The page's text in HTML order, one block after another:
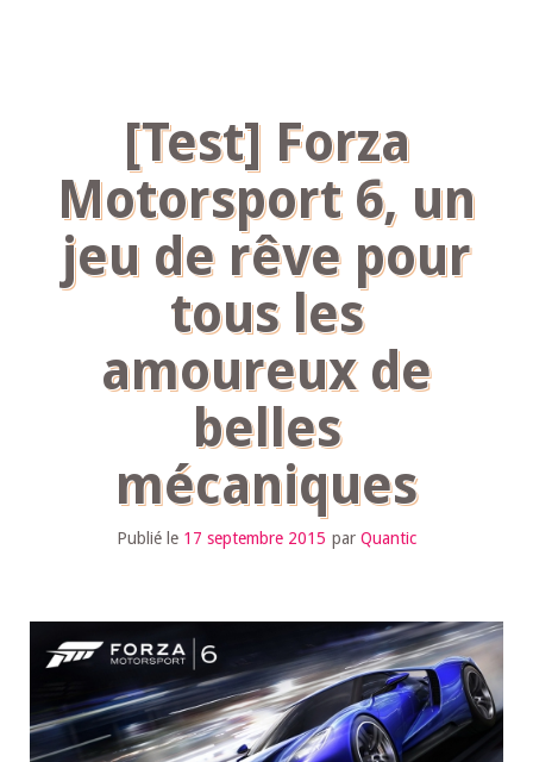
[Test] Forza
Motorsport 6, un
jeu de rêve pour
tous les
amoureux de
belles
mécaniques
Publié le 17 septembre 2015 par Quantic